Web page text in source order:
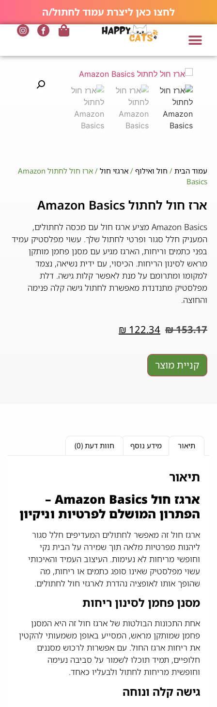
לחצו כאן ליצרת עמוד לחתול/ה
עמוד הבית / חול ואילוף / ארגזי חול
/ ארז חול לחתול Amazon
Basics
ארז חול לחתול Amazon Basics
Amazon Basics מציע ארגז חול עם מכסה לחתולים,
המעניק חלל סגור ופרטי לחתול שלך. עשוי מפלסטיק עמיד
בפני כתמים וריחות, הארגז מגיע עם מסנן פחמן מותקן
מראש לסינון הריחות. הכיסוי, עם ידית נשיאה, נצמד
למקומו ומתרומם על מנת לאפשר קלות גישה. דלת
מפלסטיק מתנדנדת מאפשרת לחתול גישה קלה פנימה
והחוצה.
₪153.17
₪ 122.34
קניית מוצר
תיאור מידע נוסף חוות דעת (0)
תיאור
ארגז חול Amazon Basics –
הפתרון המושלם לפרטיות וניקיון
ארגז חול זה מאפשר לחתולים המעדיפים חלל סגור
ליהנות מפרטיות מלאה תוך שמירה על הבית נקי
וחופשי מריחות לא נעימות. העיצוב העמיד והאיכותי
עשוי מפלסטיק שאינו סופג כתמים או ריחות, מה
שהופך אותו לאופציה נהדרת לארגזי חול לחתולים.
מסנן פחמן לסינון ריחות
אחת התכונות הבולטות של ארגז חול זה היא המסנן
פחמן שמותקן מראש, המסייע באופן משמעותי להקטין
את ריחות ארגז החול. עם אפשרות לרכוש מסננים
חלופיים, תמיד תוכלו לשמור על סביבה נעימה
וחופשית מריחות לחתול ולבעליו כאחד.
גישה קלה ונוחה